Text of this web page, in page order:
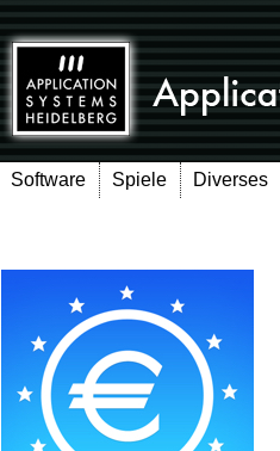
Software Spiele Diverses